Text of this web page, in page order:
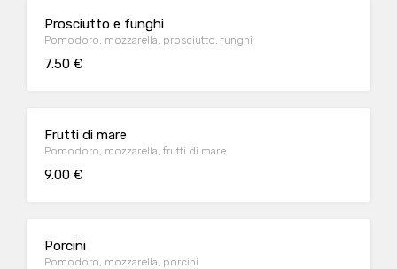
Prosciutto e funghi
Pomodoro, mozzarella, prosciutto, funghi
7.50 €
Frutti di mare
Pomodoro, mozzarella, frutti di mare
9.00 €
Porcini
Pomodoro, mozzarella, porcini